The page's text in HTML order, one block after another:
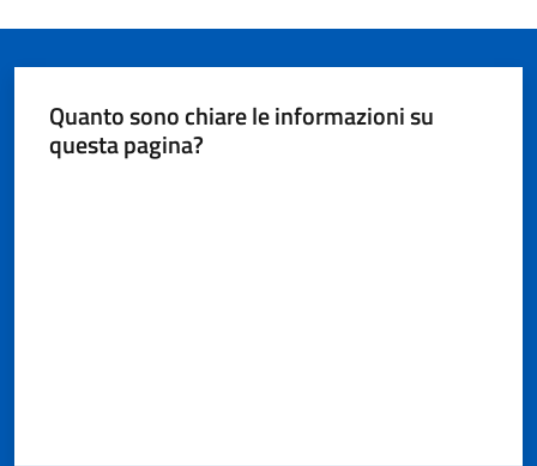
Quanto sono chiare le informazioni su
questa pagina?